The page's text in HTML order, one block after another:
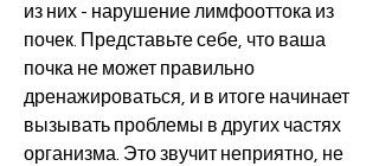
из них - нарушение лимфооттока из
почек. Представьте себе, что ваша
почка не может правильно
дренажироваться, и в итоге начинает
вызывать проблемы в других частях
организма. Это звучит неприятно, не